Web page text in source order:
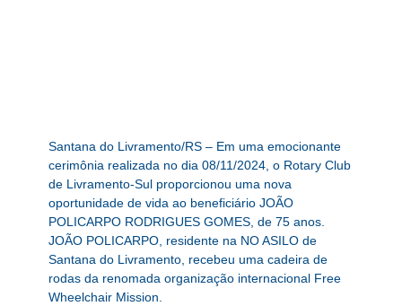
Santana do Livramento/RS – Em uma emocionante
cerimônia realizada no dia 08/11/2024, o Rotary Club
de Livramento-Sul proporcionou uma nova
oportunidade de vida ao beneficiário JOÃO
POLICARPO RODRIGUES GOMES, de 75 anos.
JOÃO POLICARPO, residente na NO ASILO de
Santana do Livramento, recebeu uma cadeira de
rodas da renomada organização internacional Free
Wheelchair Mission.